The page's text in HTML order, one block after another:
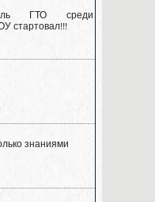
ГТО среди
стартовал!!!
знаниями